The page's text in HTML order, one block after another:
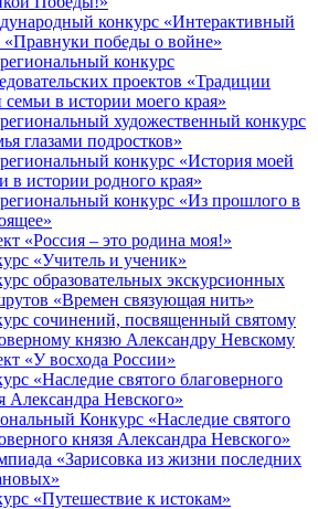
конкурс «Интерактивный
«Правнуки победы о войне»
конкурс
проектов «Традиции
семьи в истории моего края»
художественный конкурс
глазами подростков»
конкурс «История моей
в истории родного края»
конкурс «Из прошлого в
«Россия – это родина моя!»
«Учитель и ученик»
образовательных экскурсионных
«Времен связующая нить»
сочинений, посвященный святому
князю Александру Невскому
«У восхода России»
«Наследие святого благоверного
Александра Невского»
Конкурс «Наследие святого
князя Александра Невского»
«Зарисовка из жизни последних
«Путешествие к истокам»